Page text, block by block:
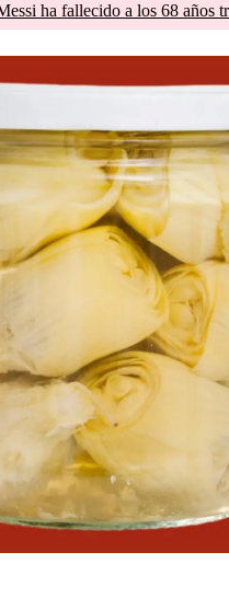
ha fallecido a los 68 años